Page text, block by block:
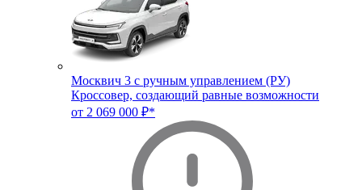
Москвич 3 с ручным управлением (РУ)
Кроссовер, создающий равные возможности
от 2 069 000 ₽*